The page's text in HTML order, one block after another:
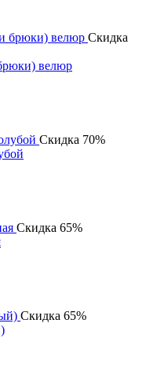
Скидка
велюр
Скидка 70%
Скидка 65%
Скидка 65%